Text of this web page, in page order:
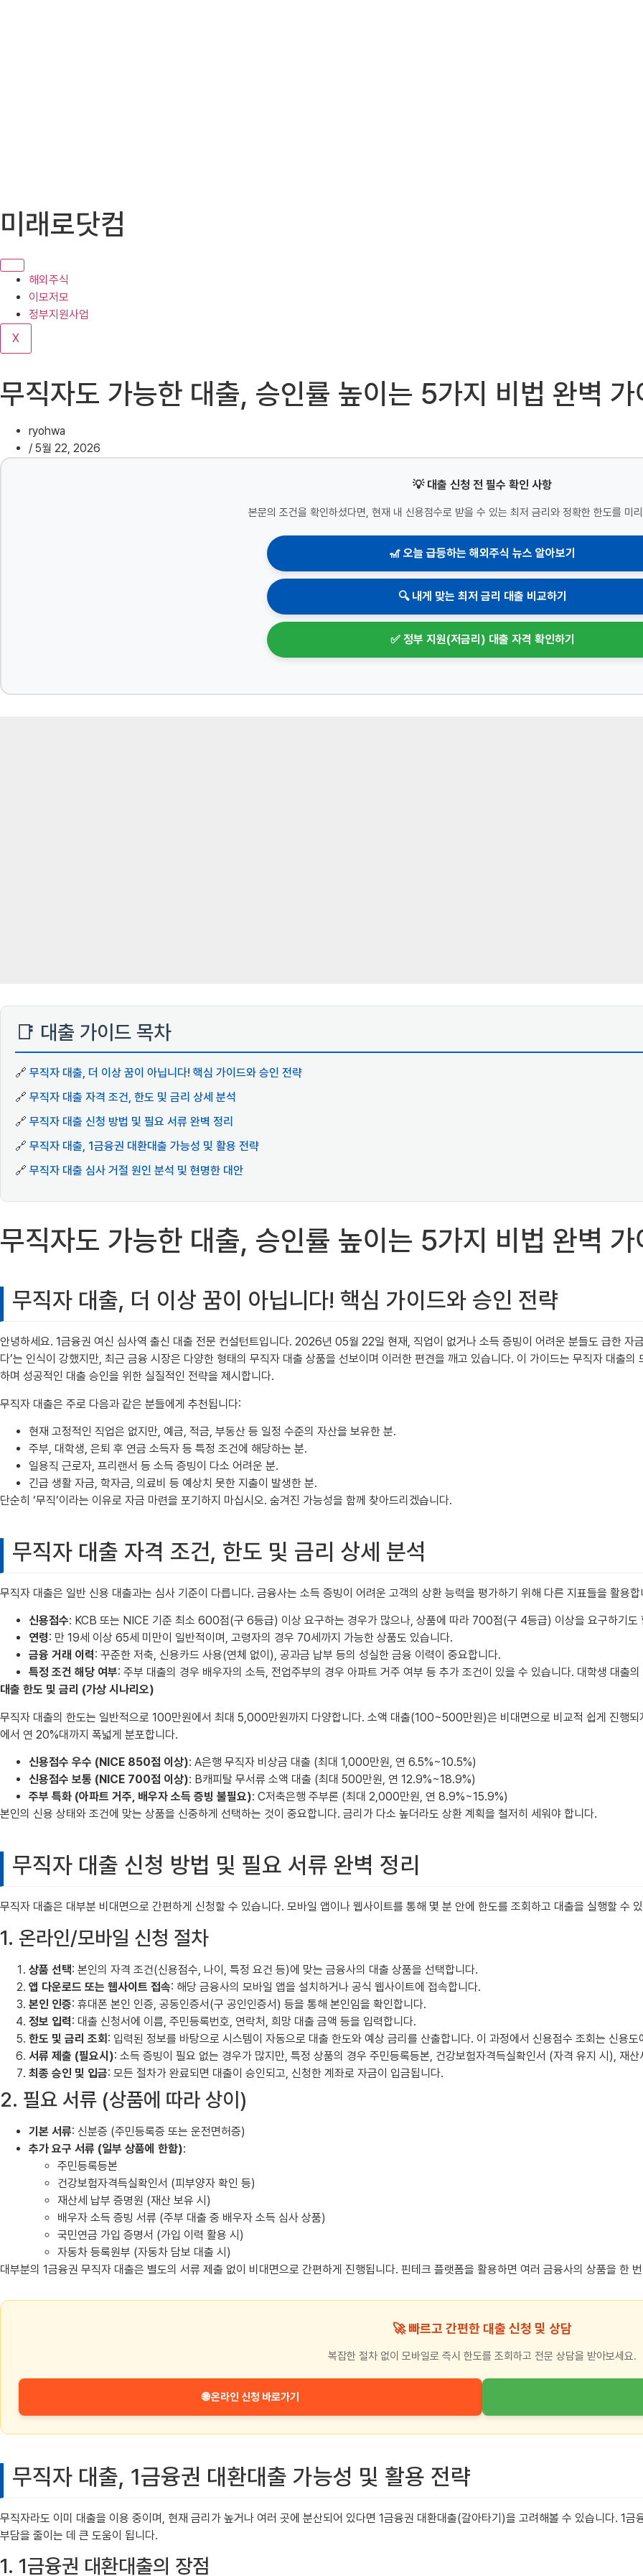
텐
로
기
미래로닷컴
해외주식
이모저모
정부지원사업
X
무직자도 가능한 대출, 승인률 높이는 5가지 비법 완벽 가
ryohwa
/ 5월 22, 2026
💡 대출 신청 전 필수 확인 사항
본문의 조건을 확인하셨다면, 현재 내 신용점수로 받을 수 있는 최저 금리와 정확한 한도를 미
🎢 오늘 급등하는 해외주식 뉴스 알아보기
🔍 내게 맞는 최저 금리 대출 비교하기
✅ 정부 지원(저금리) 대출 자격 확인하기
📑 대출 가이드 목차
🔗 무직자 대출, 더 이상 꿈이 아닙니다! 핵심 가이드와 승인 전략
🔗 무직자 대출 자격 조건, 한도 및 금리 상세 분석
🔗 무직자 대출 신청 방법 및 필요 서류 완벽 정리
🔗 무직자 대출, 1금융권 대환대출 가능성 및 활용 전략
🔗 무직자 대출 심사 거절 원인 분석 및 현명한 대안
무직자도 가능한 대출, 승인률 높이는 5가지 비법 완벽 가
무직자 대출, 더 이상 꿈이 아닙니다! 핵심 가이드와 승인 전략
안녕하세요. 1금융권 여신 심사역 출신 대출 전문 컨설턴트입니다. 2026년 05월 22일 현재, 직업이 없거나 소득 증빙이 어려운 분들도 급한 자
다’는 인식이 강했지만, 최근 금융 시장은 다양한 형태의 무직자 대출 상품을 선보이며 이러한 편견을 깨고 있습니다. 이 가이드는 무직자 대출
하며 성공적인 대출 승인을 위한 실질적인 전략을 제시합니다.
무직자 대출은 주로 다음과 같은 분들에게 추천됩니다:
현재 고정적인 직업은 없지만, 예금, 적금, 부동산 등 일정 수준의 자산을 보유한 분.
주부, 대학생, 은퇴 후 연금 소득자 등 특정 조건에 해당하는 분.
일용직 근로자, 프리랜서 등 소득 증빙이 다소 어려운 분.
긴급 생활 자금, 학자금, 의료비 등 예상치 못한 지출이 발생한 분.
단순히 ‘무직’이라는 이유로 자금 마련을 포기하지 마십시오. 숨겨진 가능성을 함께 찾아드리겠습니다.
무직자 대출 자격 조건, 한도 및 금리 상세 분석
무직자 대출은 일반 신용 대출과는 심사 기준이 다릅니다. 금융사는 소득 증빙이 어려운 고객의 상환 능력을 평가하기 위해 다른 지표들을 활용
신용점수: KCB 또는 NICE 기준 최소 600점(구 6등급) 이상 요구하는 경우가 많으나, 상품에 따라 700점(구 4등급) 이상을 요구하기도
연령: 만 19세 이상 65세 미만이 일반적이며, 고령자의 경우 70세까지 가능한 상품도 있습니다.
금융 거래 이력: 꾸준한 저축, 신용카드 사용(연체 없이), 공과금 납부 등의 성실한 금융 이력이 중요합니다.
특정 조건 해당 여부: 주부 대출의 경우 배우자의 소득, 전업주부의 경우 아파트 거주 여부 등 추가 조건이 있을 수 있습니다. 대학생 대출
대출 한도 및 금리 (가상 시나리오)
무직자 대출의 한도는 일반적으로 100만원에서 최대 5,000만원까지 다양합니다. 소액 대출(100~500만원)은 비대면으로 비교적 쉽게 진행
에서 연 20%대까지 폭넓게 분포합니다.
신용점수 우수 (NICE 850점 이상): A은행 무직자 비상금 대출 (최대 1,000만원, 연 6.5%~10.5%)
신용점수 보통 (NICE 700점 이상): B캐피탈 무서류 소액 대출 (최대 500만원, 연 12.9%~18.9%)
주부 특화 (아파트 거주, 배우자 소득 증빙 불필요): C저축은행 주부론 (최대 2,000만원, 연 8.9%~15.9%)
본인의 신용 상태와 조건에 맞는 상품을 신중하게 선택하는 것이 중요합니다. 금리가 다소 높더라도 상환 계획을 철저히 세워야 합니다.
무직자 대출 신청 방법 및 필요 서류 완벽 정리
무직자 대출은 대부분 비대면으로 간편하게 신청할 수 있습니다. 모바일 앱이나 웹사이트를 통해 몇 분 안에 한도를 조회하고 대출을 실행할 수
1. 온라인/모바일 신청 절차
상품 선택: 본인의 자격 조건(신용점수, 나이, 특정 요건 등)에 맞는 금융사의 대출 상품을 선택합니다.
앱 다운로드 또는 웹사이트 접속: 해당 금융사의 모바일 앱을 설치하거나 공식 웹사이트에 접속합니다.
본인 인증: 휴대폰 본인 인증, 공동인증서(구 공인인증서) 등을 통해 본인임을 확인합니다.
정보 입력: 대출 신청서에 이름, 주민등록번호, 연락처, 희망 대출 금액 등을 입력합니다.
한도 및 금리 조회 : 입력된 정보를 바탕으로 시스템이 자동으로 대출 한도와 예상 금리를 산출합니다. 이 과정에서 신용점수 조회는 신용
서류 제출 (필요시): 소득 증빙이 필요 없는 경우가 많지만, 특정 상품의 경우 주민등록등본, 건강보험자격득실확인서 (자격 유지 시), 재
최종 승인 및 입금: 모든 절차가 완료되면 대출이 승인되고, 신청한 계좌로 자금이 입금됩니다.
2. 필요 서류 (상품에 따라 상이)
기본 서류: 신분증 (주민등록증 또는 운전면허증)
추가 요구 서류 (일부 상품에 한함):
주민등록등본
건강보험자격득실확인서 (피부양자 확인 등)
재산세 납부 증명원 (재산 보유 시)
배우자 소득 증빙 서류 (주부 대출 중 배우자 소득 심사 상품)
국민연금 가입 증명서 (가입 이력 활용 시)
자동차 등록원부 (자동차 담보 대출 시)
대부분의 1금융권 무직자 대출은 별도의 서류 제출 없이 비대면으로 간편하게 진행됩니다. 핀테크 플랫폼을 활용하면 여러 금융사의 상품을 한
🚀 빠르고 간편한 대출 신청 및 상담
복잡한 절차 없이 모바일로 즉시 한도를 조회하고 전문 상담을 받아보세요.
🌐 온라인 신청 바로가기
무직자 대출, 1금융권 대환대출 가능성 및 활용 전략
무직자라도 이미 대출을 이용 중이며, 현재 금리가 높거나 여러 곳에 분산되어 있다면 1금융권 대환대출(갈아타기)을 고려해볼 수 있습니다. 1
부담을 줄이는 데 큰 도움이 됩니다.
1. 1금융권 대환대출의 장점